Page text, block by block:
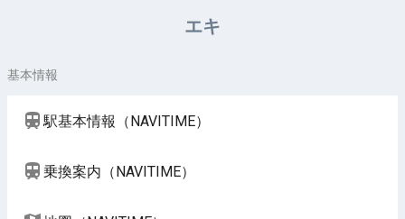
エキ
基本情報
駅基本情報（NAVITIME）
乗換案内（NAVITIME）